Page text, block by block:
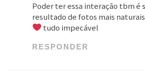
Poder ter essa interação tbm é
resultado de fotos mais
tudo impecável
RESPONDER